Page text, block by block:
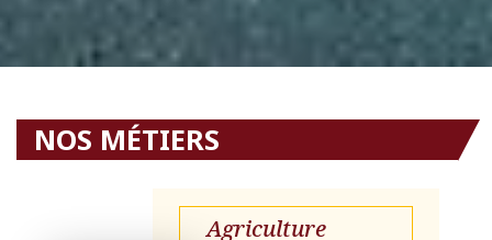
NOS MÉTIERS
Agriculture